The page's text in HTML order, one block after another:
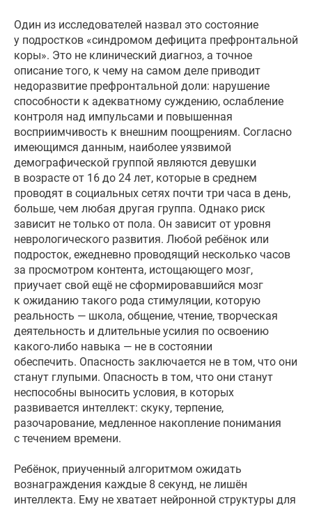
Один из исследователей назвал это состояние
у подростков «синдромом дефицита префронтальной
коры». Это не клинический диагноз, а точное
описание того, к чему на самом деле приводит
недоразвитие префронтальной доли: нарушение
способности к адекватному суждению, ослабление
контроля над импульсами и повышенная
восприимчивость к внешним поощрениям. Согласно
имеющимся данным, наиболее уязвимой
демографической группой являются девушки
в возрасте от 16 до 24 лет, которые в среднем
проводят в социальных сетях почти три часа в день,
больше, чем любая другая группа. Однако риск
зависит не только от пола. Он зависит от уровня
неврологического развития. Любой ребёнок или
подросток, ежедневно проводящий несколько часов
за просмотром контента, истощающего мозг,
приучает свой ещё не сформировавшийся мозг
к ожиданию такого рода стимуляции, которую
реальность — школа, общение, чтение, творческая
деятельность и длительные усилия по освоению
какого-либо навыка — не в состоянии
обеспечить. Опасность заключается не в том, что они
станут глупыми. Опасность в том, что они станут
неспособны выносить условия, в которых
развивается интеллект: скуку, терпение,
разочарование, медленное накопление понимания
с течением времени.
Ребёнок, приученный алгоритмом ожидать
вознаграждения каждые 8 секунд, не лишён
интеллекта. Ему не хватает нейронной структуры для